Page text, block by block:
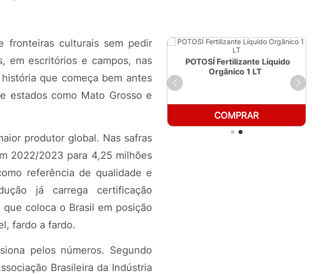
fronteiras culturais sem pedir
em escritórios e campos, nas
que começa bem antes
estados como Mato Grosso e
produtor global. Nas safras
2022/2023 para 4,25 milhões
referência de qualidade e
já carrega certificação
coloca o Brasil em posição
fardo a fardo.
pelos números. Segundo
Brasileira da Indústria
POTOSÍ Fertilizante Líquido
POTOSÍ Fertilizante Líquido
Orgânico 1 LT
COMPRAR